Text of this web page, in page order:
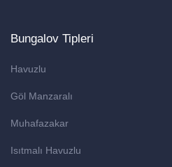
Bungalov Tipleri
Havuzlu
Göl Manzaralı
Muhafazakar
Isıtmalı Havuzlu